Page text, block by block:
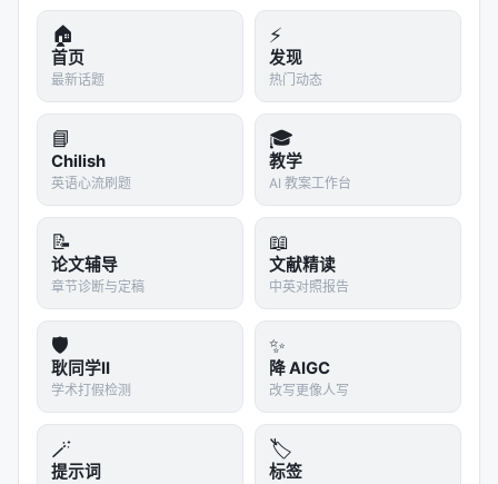
补文献。
相关条目交叉引用
A Comprehensive Survey of Deep Research: Sy
stems, Methodologies, and A…
A Survey of LLM-based Deep Search Agents: P
aradigm, Optimization, Eval…
A Survey of Scientific Large Language Models:
From Data Foundations to…
Towards Scientific Intelligence: A Survey of LL
M-based Scientific Agen…
AgentIR: Reasoning-Aware Retrieval for Deep R
esearch Agents, Mar 2026,…
Agentic Reasoning: A Streamlined Framework f
or Enhancing LLM Reasoning…
🏠
首页
最新话题
⚡
发现
热门动态
📘
Chilish
英语心流刷题
🎓
教学
AI 教案工作台
📝
论文辅导
章节诊断与定稿
📖
文献精读
中英对照报告
🛡️
耿同学II
学术打假检测
✨
降 AIGC
改写更像人写
🪄
提示词
🏷️
标签